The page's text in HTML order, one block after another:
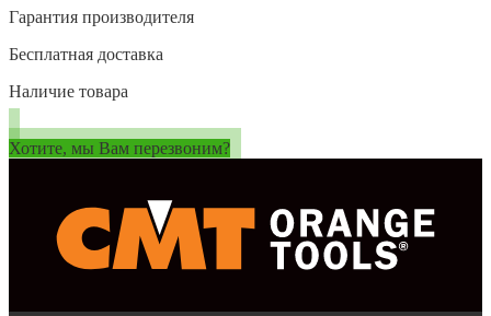
Гарантия производителя
Бесплатная доставка
Наличие товара
Хотите, мы Вам перезвоним?